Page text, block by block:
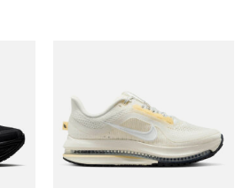
M AERO BLAZE 3 GRVL GTX
DKK 1.399